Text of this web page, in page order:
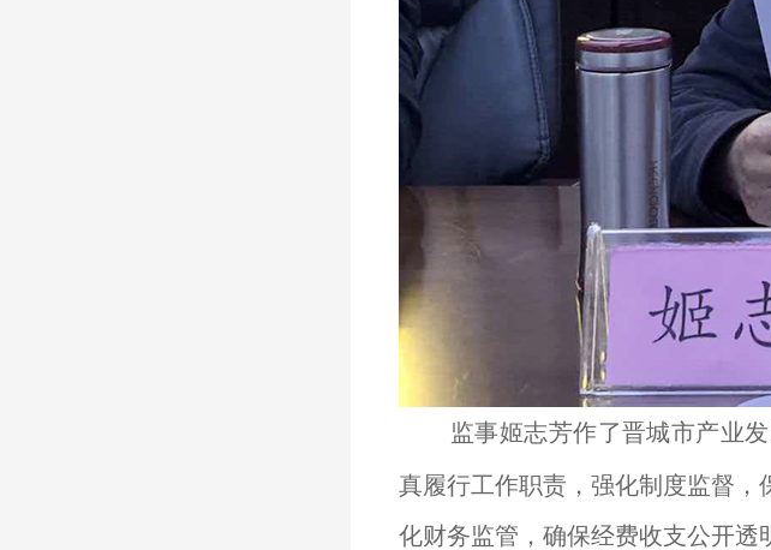
监事姬志芳作了晋城市产业
真履行工作职责，强化制度监督
化财务监管，确保经费收支公开